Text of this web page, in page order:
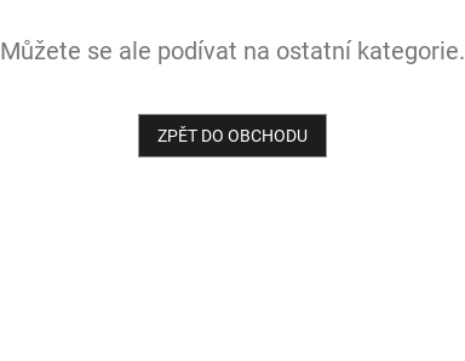
Můžete se ale podívat na ostatní kategorie.
ZPĚT DO OBCHODU